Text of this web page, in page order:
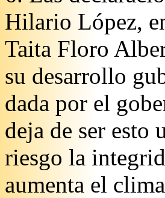
Hilario López,
Taita Floro
su desarrollo
dada por el
deja de ser esto
riesgo la
aumenta el